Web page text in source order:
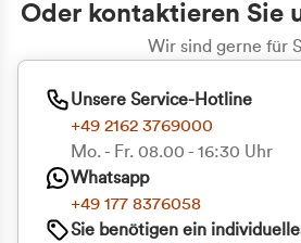
Oder kontaktieren Sie
Wir sind gerne für
Unsere Service-Hotline
+49 2162 3769000
Mo. - Fr. 08.00 - 16:30 Uhr
Whatsapp
+49 177 8376058
Sie benötigen ein